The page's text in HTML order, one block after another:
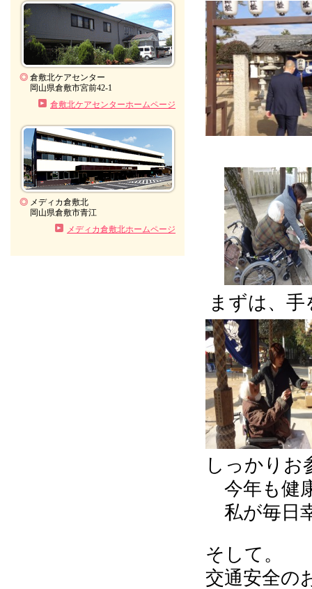
まずは、
しっかりお
今年も健
私が毎日
そして。
交通安全の
◎ 倉敷北ケアセンター
岡山県倉敷市宮前42-1
倉敷北ケアセンターホームページ
◎ メディカ倉敷北
岡山県倉敷市青江
メディカ倉敷北ホームページ